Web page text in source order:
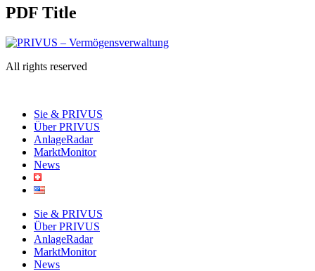
PDF Title
All rights reserved
Sie & PRIVUS
Über PRIVUS
AnlageRadar
MarktMonitor
News
Sie & PRIVUS
Über PRIVUS
AnlageRadar
MarktMonitor
News